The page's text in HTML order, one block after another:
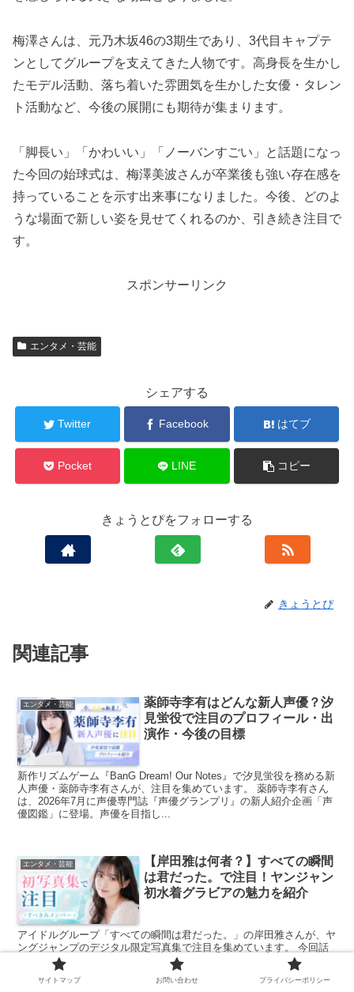
梅澤さんは、元乃木坂46の3期生であり、3代目キャプテ
ンとしてグループを支えてきた人物です。高身長を生かし
たモデル活動、落ち着いた雰囲気を生かした女優・タレン
ト活動など、今後の展開にも期待が集まります。
「脚長い」「かわいい」「ノーバンすごい」と話題になっ
た今回の始球式は、梅澤美波さんが卒業後も強い存在感を
持っていることを示す出来事になりました。今後、どのよ
うな場面で新しい姿を見せてくれるのか、引き続き注目で
す。
スポンサーリンク
エンタメ・芸能
シェアする
Twitter Facebook はてブ
Pocket LINE コピー
きょうとぴをフォローする
きょうとぴ
関連記事
エンタメ・芸能
薬師寺李有はどんな新人声優？汐
見蛍役で注目のプロフィール・出
演作・今後の目標
新作リズムゲーム『BanG Dream! Our Notes』で汐見蛍役を務める新
人声優・薬師寺李有さんが、注目を集めています。 薬師寺李有さん
は、2026年7月に声優専門誌『声優グランプリ』の新人紹介企画「声
優図鑑」に登場。声優を目指し...
エンタメ・芸能
【岸田雅は何者？】すべての瞬間
は君だった。で注目！ヤンジャン
初水着グラビアの魅力を紹介
アイドルグループ「すべての瞬間は君だった。」の岸田雅さんが、ヤ
ングジャンプのデジタル限定写真集で注目を集めています。 今回話
題になっているのは、デジタル限定YJ PHOTO BOOKとして配信さ
れている岸田雅さんの写真集「天使の感触」です...
サイトマップ お問い合わせ プライバシーポリシー